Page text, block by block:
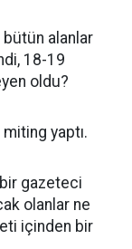
bütün alanlar
18-19
oldu?
miting yaptı.
gazeteci
olanlar ne
içinden bir